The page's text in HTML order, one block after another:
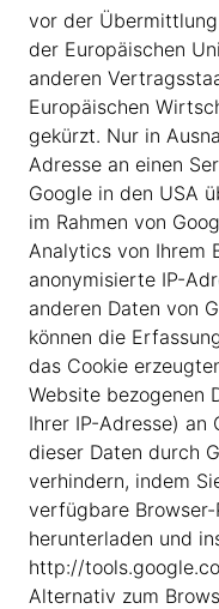
vor der
der Europäischen
anderen
Europäischen
gekürzt. Nur in
Adresse an einen
Google in den USA
im Rahmen von
Analytics von Ihrem
anonymisierte IP-
anderen Daten von
können die
das Cookie
Website bezogenen
Ihrer IP-Adresse) an
dieser Daten durch
verhindern, indem
verfügbare Browser-
herunterladen und
http://
Alternativ zum